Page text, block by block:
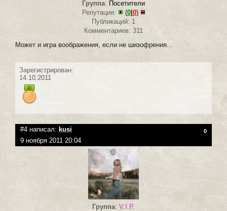
Группа: Посетители
Репутация:
(0| 0)
Публикаций: 1
Комментариев: 311
Может и игра воображения, если не шизофрения...
Зарегистрирован:
14.10.2011
#4 написал: kusi 0
9 ноября 2011 20:04
Группа: V.I.P.